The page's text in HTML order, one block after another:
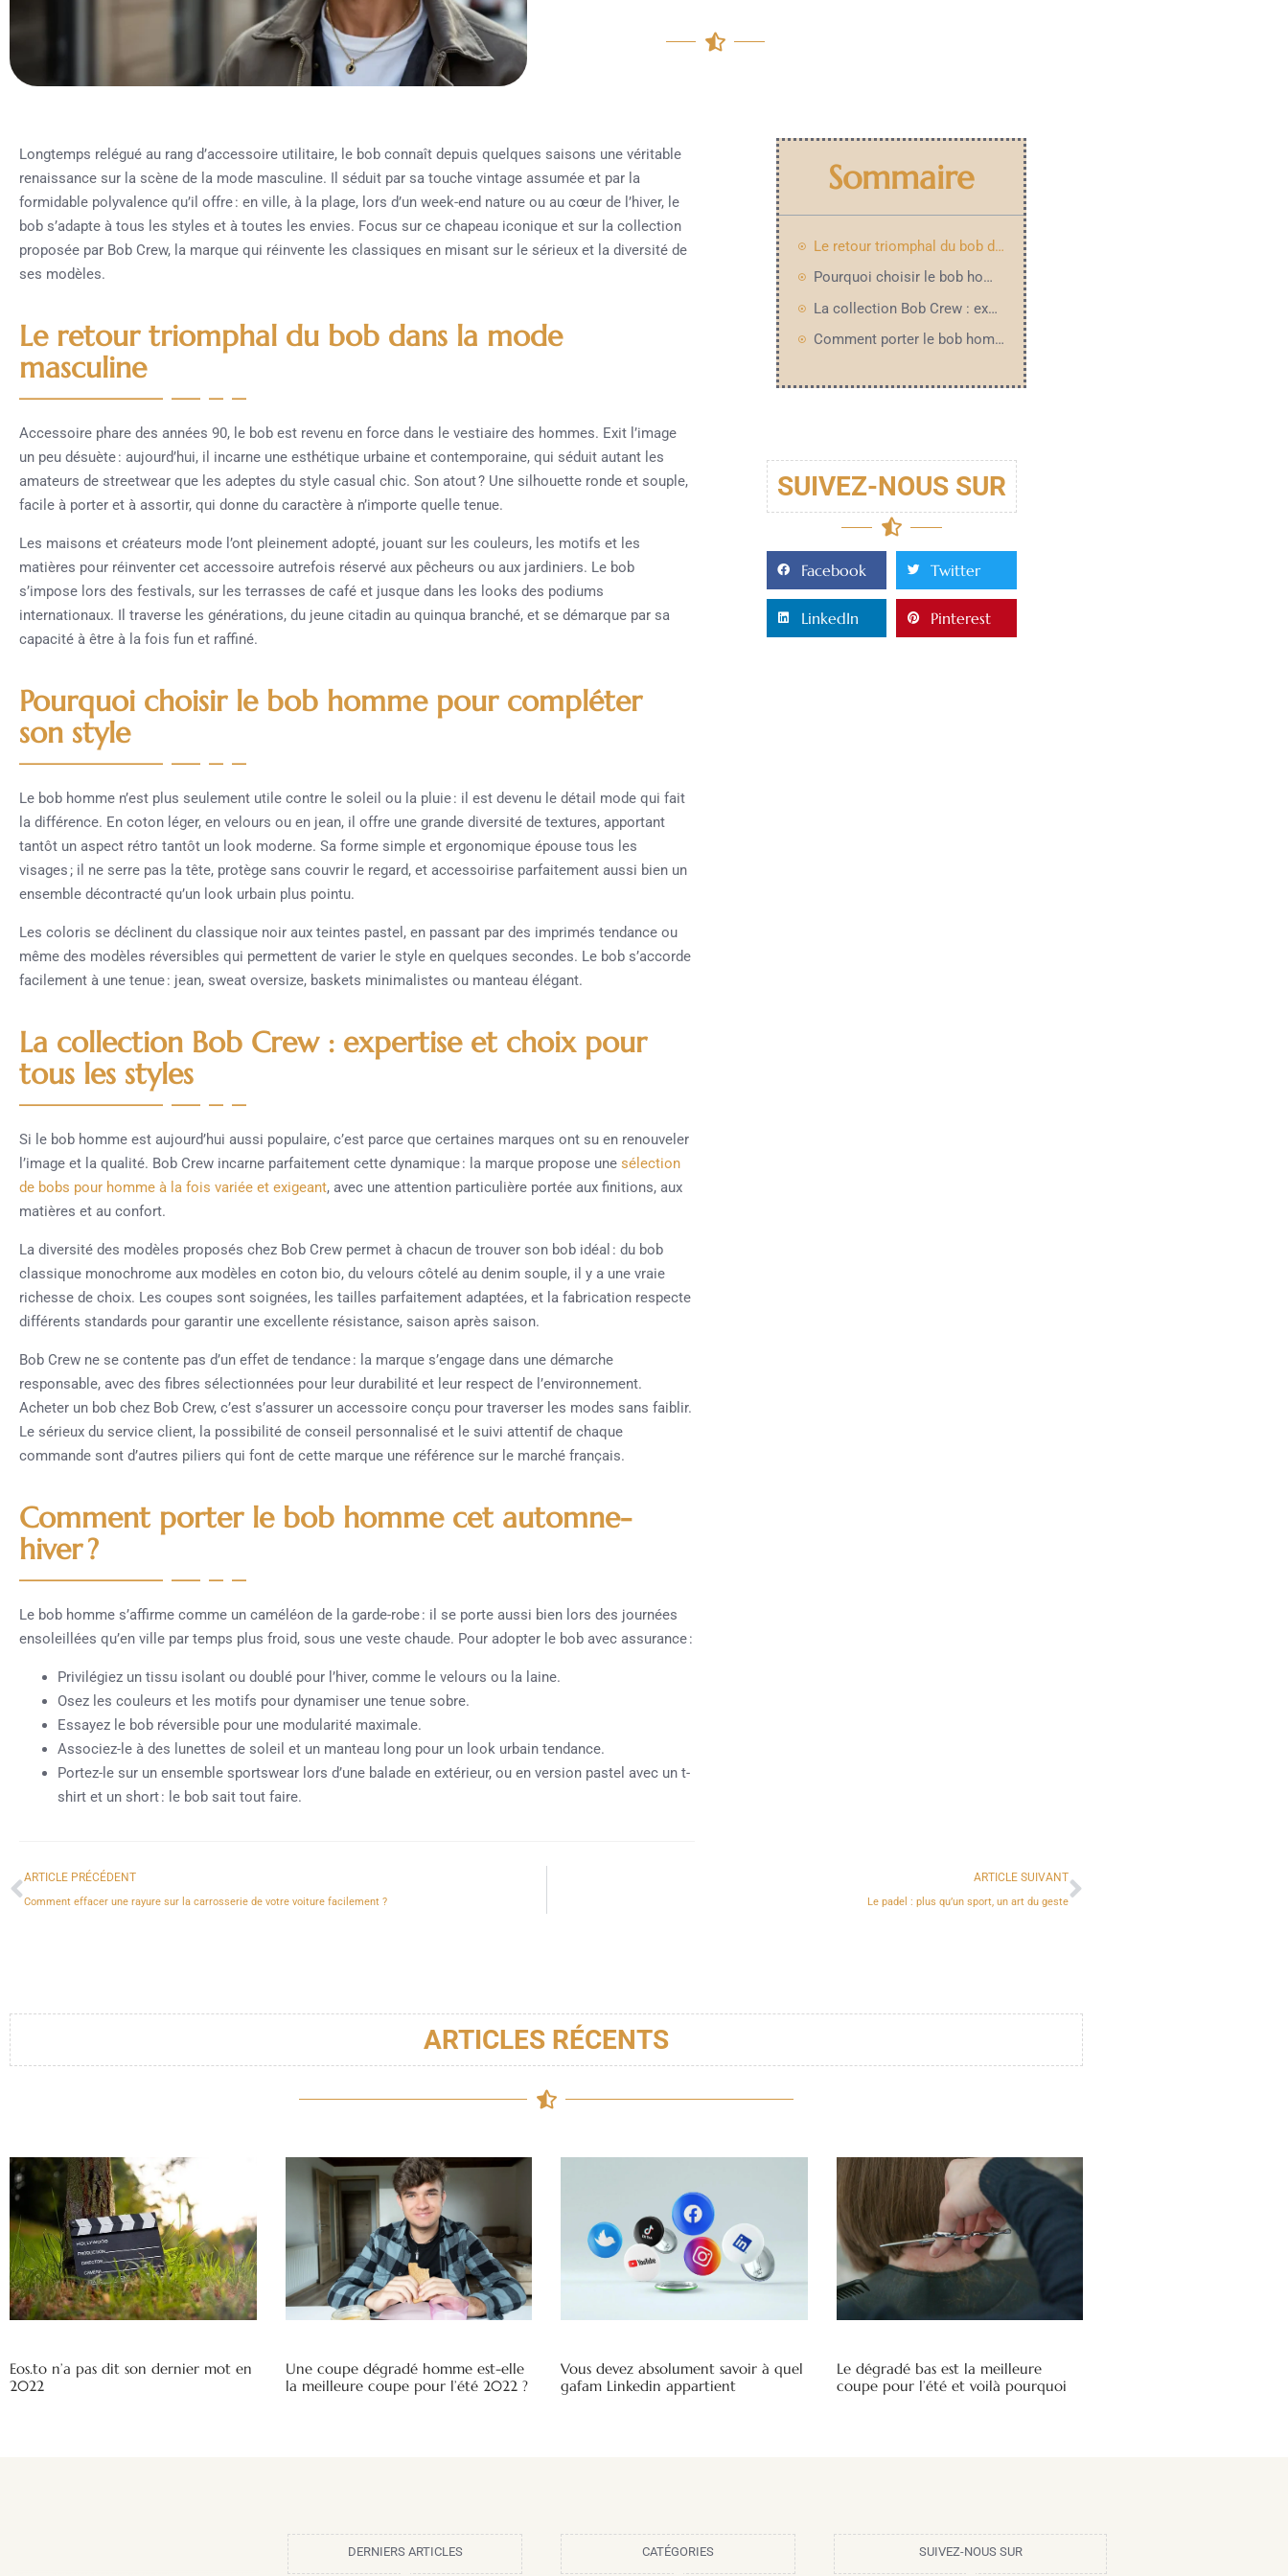
Longtemps relégué au rang d’accessoire utilitaire, le bob connaît depuis quelques saisons une véritable
renaissance sur la scène de la mode masculine. Il séduit par sa touche vintage assumée et par la
formidable polyvalence qu’il offre : en ville, à la plage, lors d’un week-end nature ou au cœur de l’hiver, le
bob s’adapte à tous les styles et à toutes les envies. Focus sur ce chapeau iconique et sur la collection
proposée par Bob Crew, la marque qui réinvente les classiques en misant sur le sérieux et la diversité de
ses modèles.
Le retour triomphal du bob dans la mode
masculine
Accessoire phare des années 90, le bob est revenu en force dans le vestiaire des hommes. Exit l’image
un peu désuète : aujourd’hui, il incarne une esthétique urbaine et contemporaine, qui séduit autant les
amateurs de streetwear que les adeptes du style casual chic. Son atout ? Une silhouette ronde et souple,
facile à porter et à assortir, qui donne du caractère à n’importe quelle tenue.
Les maisons et créateurs mode l’ont pleinement adopté, jouant sur les couleurs, les motifs et les
matières pour réinventer cet accessoire autrefois réservé aux pêcheurs ou aux jardiniers. Le bob
s’impose lors des festivals, sur les terrasses de café et jusque dans les looks des podiums
internationaux. Il traverse les générations, du jeune citadin au quinqua branché, et se démarque par sa
capacité à être à la fois fun et raffiné.
Pourquoi choisir le bob homme pour compléter
son style
Le bob homme n’est plus seulement utile contre le soleil ou la pluie : il est devenu le détail mode qui fait
la différence. En coton léger, en velours ou en jean, il offre une grande diversité de textures, apportant
tantôt un aspect rétro tantôt un look moderne. Sa forme simple et ergonomique épouse tous les
visages ; il ne serre pas la tête, protège sans couvrir le regard, et accessoirise parfaitement aussi bien un
ensemble décontracté qu’un look urbain plus pointu.
Les coloris se déclinent du classique noir aux teintes pastel, en passant par des imprimés tendance ou
même des modèles réversibles qui permettent de varier le style en quelques secondes. Le bob s’accorde
facilement à une tenue : jean, sweat oversize, baskets minimalistes ou manteau élégant.
La collection Bob Crew : expertise et choix pour
tous les styles
Si le bob homme est aujourd’hui aussi populaire, c’est parce que certaines marques ont su en renouveler
l’image et la qualité. Bob Crew incarne parfaitement cette dynamique : la marque propose une sélection
de bobs pour homme à la fois variée et exigeant, avec une attention particulière portée aux finitions, aux
matières et au confort.
La diversité des modèles proposés chez Bob Crew permet à chacun de trouver son bob idéal : du bob
classique monochrome aux modèles en coton bio, du velours côtelé au denim souple, il y a une vraie
richesse de choix. Les coupes sont soignées, les tailles parfaitement adaptées, et la fabrication respecte
différents standards pour garantir une excellente résistance, saison après saison.
Bob Crew ne se contente pas d’un effet de tendance : la marque s’engage dans une démarche
responsable, avec des fibres sélectionnées pour leur durabilité et leur respect de l’environnement.
Acheter un bob chez Bob Crew, c’est s’assurer un accessoire conçu pour traverser les modes sans faiblir.
Le sérieux du service client, la possibilité de conseil personnalisé et le suivi attentif de chaque
commande sont d’autres piliers qui font de cette marque une référence sur le marché français.
Comment porter le bob homme cet automne-
hiver ?
Le bob homme s’affirme comme un caméléon de la garde-robe : il se porte aussi bien lors des journées
ensoleillées qu’en ville par temps plus froid, sous une veste chaude. Pour adopter le bob avec assurance :
Privilégiez un tissu isolant ou doublé pour l’hiver, comme le velours ou la laine.
Osez les couleurs et les motifs pour dynamiser une tenue sobre.
Essayez le bob réversible pour une modularité maximale.
Associez-le à des lunettes de soleil et un manteau long pour un look urbain tendance.
Portez-le sur un ensemble sportswear lors d’une balade en extérieur, ou en version pastel avec un t-
shirt et un short : le bob sait tout faire.
Sommaire
Le retour triomphal du bob dans la mode masculine
Pourquoi choisir le bob homme pour compléter son style
La collection Bob Crew : expertise et choix pour tous les styles
Comment porter le bob homme cet automne-hiver ?
SUIVEZ-NOUS SUR
Facebook Twitter
LinkedIn Pinterest
ARTICLE PRÉCÉDENT
Comment effacer une rayure sur la carrosserie de votre voiture facilement ?
ARTICLE SUIVANT
Le padel : plus qu’un sport, un art du geste
ARTICLES RÉCENTS
Eos.to n’a pas dit son dernier mot en
2022
Une coupe dégradé homme est-elle
la meilleure coupe pour l’été 2022 ?
Vous devez absolument savoir à quel
gafam Linkedin appartient
Le dégradé bas est la meilleure
coupe pour l’été et voilà pourquoi
DERNIERS ARTICLES CATÉGORIES SUIVEZ-NOUS SUR